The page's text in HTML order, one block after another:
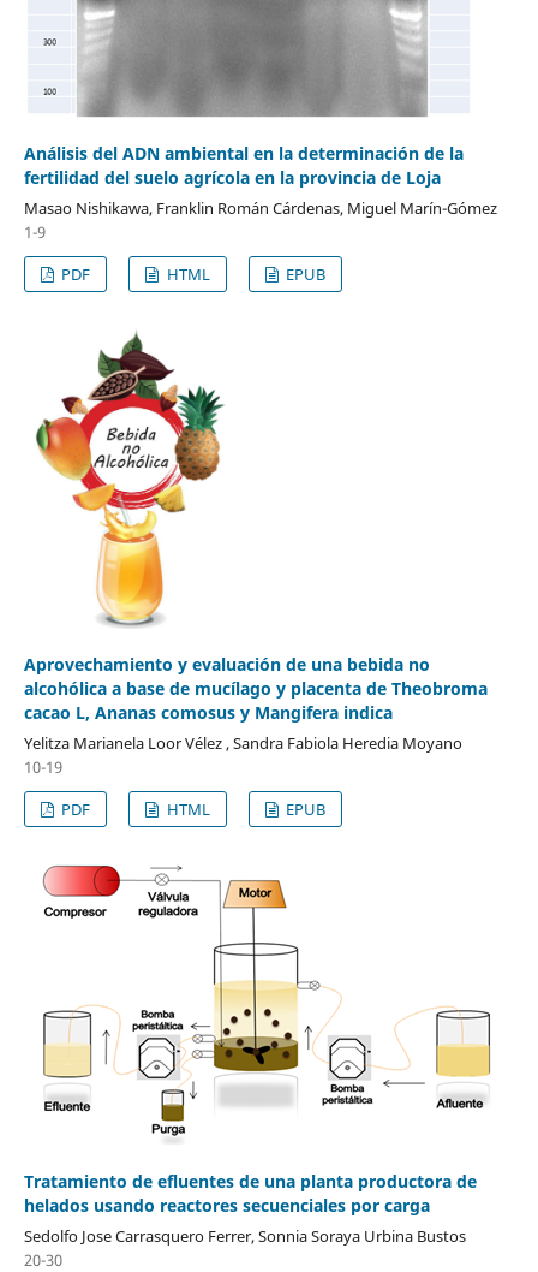
Análisis del ADN ambiental en la determinación de la
fertilidad del suelo agrícola en la provincia de Loja
Masao Nishikawa, Franklin Román Cárdenas, Miguel Marín-Gómez
1-9
PDF
HTML EPUB
Aprovechamiento y evaluación de una bebida no
alcohólica a base de mucílago y placenta de Theobroma
cacao L, Ananas comosus y Mangifera indica
Yelitza Marianela Loor Vélez , Sandra Fabiola Heredia Moyano
10-19
PDF
HTML EPUB
Tratamiento de efluentes de una planta productora de
helados usando reactores secuenciales por carga
Sedolfo Jose Carrasquero Ferrer, Sonnia Soraya Urbina Bustos
20-30